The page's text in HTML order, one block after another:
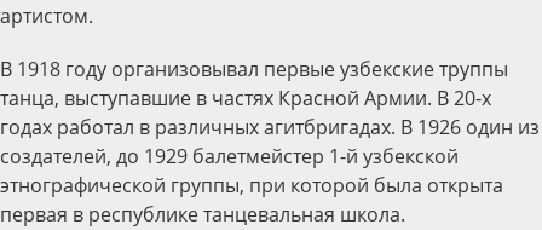
артистом.
В 1918 году организовывал первые узбекские труппы
танца, выступавшие в частях Красной Армии. В 20-х
годах работал в различных агитбригадах. В 1926 один из
создателей, до 1929 балетмейстер 1-й узбекской
этнографической группы, при которой была открыта
первая в республике танцевальная школа.